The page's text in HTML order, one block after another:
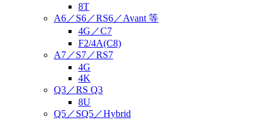
8T
A6／S6／RS6／Avant 等
4G／C7
F2/4A(C8)
A7／S7／RS7
4G
4K
Q3／RS Q3
8U
Q5／SQ5／Hybrid